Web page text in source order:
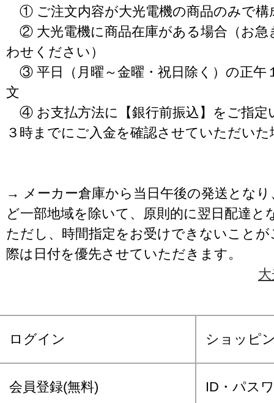
① ご注文内容が大光電機の商品のみで構
② 大光電機に商品在庫がある場合（お急
わせください）
③ 平日（月曜～金曜・祝日除く）の正午
文
④ お支払方法に【銀行前振込】をご指定
３時までにご入金を確認させていただいた
→ メーカー倉庫から当日午後の発送となり
ど一部地域を除いて、原則的に翌日配達と
ただし、時間指定をお受けできないこと
際は日付を優先させていただきます。
ログイン ショッピ
会員登録(無料) ID・パス